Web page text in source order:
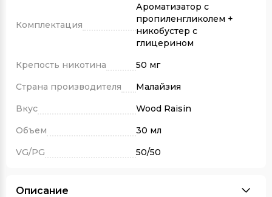
Комплектация
Ароматизатор с
пропиленгликолем +
никобустер с
глицерином
Крепость никотина
50 мг
Страна производителя
Малайзия
Вкус
Wood Raisin
Объем
30 мл
VG/PG
50/50
Описание